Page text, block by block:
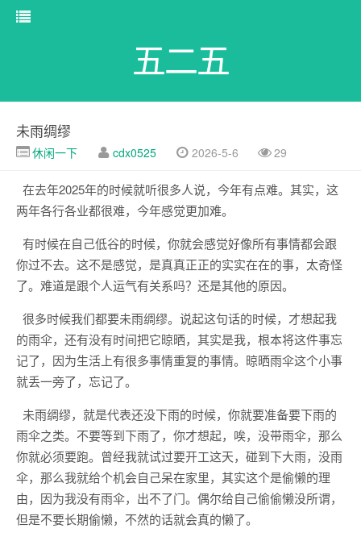
五二五
未雨绸缪
休闲一下 cdx0525 2026-5-6 29
在去年2025年的时候就听很多人说，今年有点难。其实，这
两年各行各业都很难，今年感觉更加难。
有时候在自己低谷的时候，你就会感觉好像所有事情都会跟
你过不去。这不是感觉，是真真正正的实实在在的事，太奇怪
了。难道是跟个人运气有关系吗？还是其他的原因。
很多时候我们都要未雨绸缪。说起这句话的时候，才想起我
的雨伞，还有没有时间把它晾晒，其实是我，根本将这件事忘
记了，因为生活上有很多事情重复的事情。晾晒雨伞这个小事
就丢一旁了，忘记了。
未雨绸缪，就是代表还没下雨的时候，你就要准备要下雨的
雨伞之类。不要等到下雨了，你才想起，唉，没带雨伞，那么
你就必须要跑。曾经我就试过要开工这天，碰到下大雨，没雨
伞，那么我就给个机会自己呆在家里，其实这个是偷懒的理
由，因为我没有雨伞，出不了门。偶尔给自己偷偷懒没所谓，
但是不要长期偷懒，不然的话就会真的懒了。